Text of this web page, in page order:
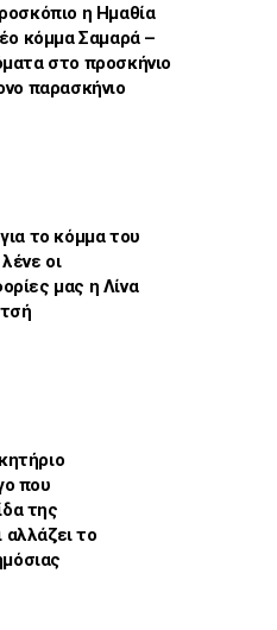
η Ημαθία
κόμμα Σαμαρά –
στο προσκήνιο
παρασκήνιο
το κόμμα του
οι
μας η Λίνα
που
της
αλλάζει το